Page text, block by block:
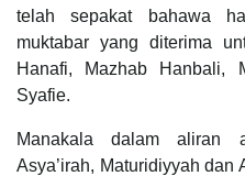
telah sepakat bahawa
muktabar yang diterima
Hanafi, Mazhab Hanbali,
Syafie.
Manakala dalam aliran
Asya’irah, Maturidiyyah